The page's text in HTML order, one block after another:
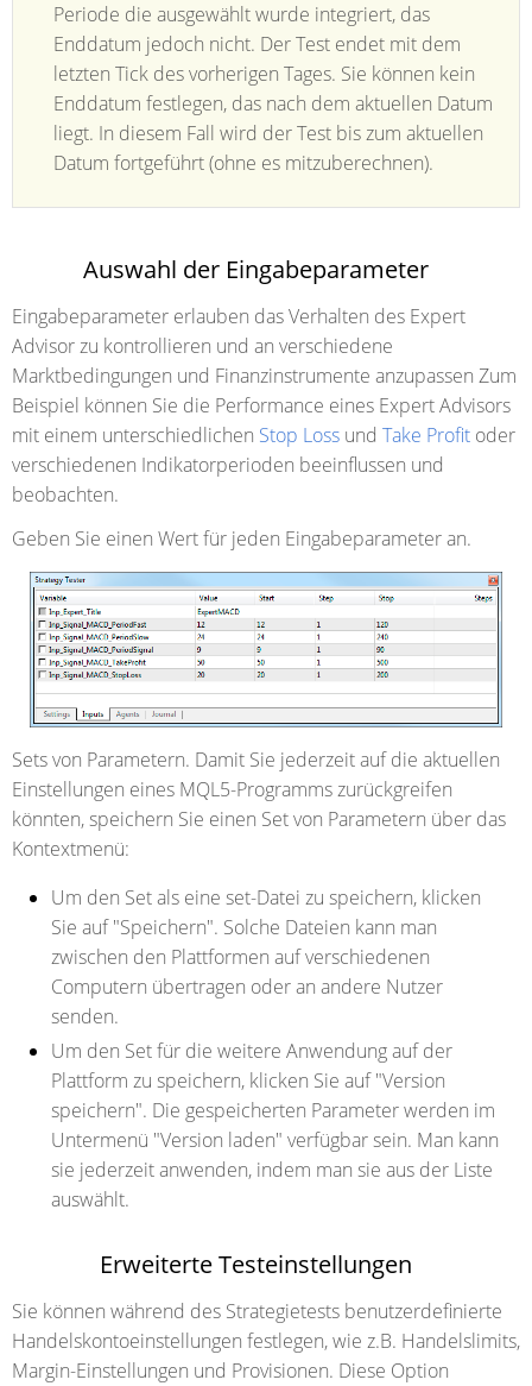
Periode die ausgewählt wurde integriert, das
Enddatum jedoch nicht. Der Test endet mit dem
letzten Tick des vorherigen Tages. Sie können kein
Enddatum festlegen, das nach dem aktuellen Datum
liegt. In diesem Fall wird der Test bis zum aktuellen
Datum fortgeführt (ohne es mitzuberechnen).
Auswahl der Eingabeparameter
Eingabeparameter erlauben das Verhalten des Expert
Advisor zu kontrollieren und an verschiedene
Marktbedingungen und Finanzinstrumente anzupassen Zum
Beispiel können Sie die Performance eines Expert Advisors
mit einem unterschiedlichen Stop Loss und Take Profit oder
verschiedenen Indikatorperioden beeinflussen und
beobachten.
Geben Sie einen Wert für jeden Eingabeparameter an.
Sets von Parametern. Damit Sie jederzeit auf die aktuellen
Einstellungen eines MQL5-Programms zurückgreifen
könnten, speichern Sie einen Set von Parametern über das
Kontextmenü:
Um den Set als eine set-Datei zu speichern, klicken
Sie auf "Speichern". Solche Dateien kann man
zwischen den Plattformen auf verschiedenen
Computern übertragen oder an andere Nutzer
senden.
Um den Set für die weitere Anwendung auf der
Plattform zu speichern, klicken Sie auf "Version
speichern". Die gespeicherten Parameter werden im
Untermenü "Version laden" verfügbar sein. Man kann
sie jederzeit anwenden, indem man sie aus der Liste
auswählt.
Erweiterte Testeinstellungen
Sie können während des Strategietests benutzerdefinierte
Handelskontoeinstellungen festlegen, wie z.B. Handelslimits,
Margin-Einstellungen und Provisionen. Diese Option